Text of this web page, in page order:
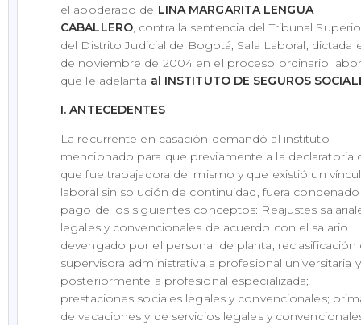
el apoderado de LINA MARGARITA LENGUA
CABALLERO, contra la sentencia del Tribunal
del Distrito Judicial de Bogotá, Sala Laboral, dictada
de noviembre de 2004 en el proceso ordinario
que le adelanta al INSTITUTO DE SEGUROS
I. ANTECEDENTES
La recurrente en casación demandó al instituto
mencionado para que previamente a la declaratoria
que fue trabajadora del mismo y que existió un
laboral sin solución de continuidad, fuera condenado
pago de los siguientes conceptos: Reajustes
legales y convencionales de acuerdo con el salario
devengado por el personal de planta; reclasificación
supervisora administrativa a profesional universitaria y
posteriormente a profesional especializada;
prestaciones sociales legales y convencionales;
de vacaciones y de servicios legales y